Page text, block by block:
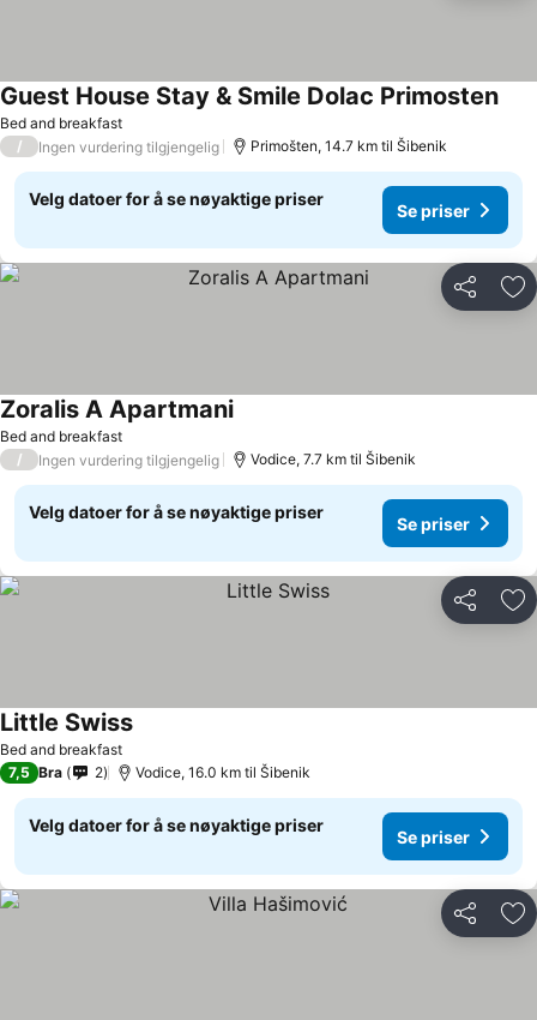
Bed and breakfast
Guest House Stay & Smile Dolac Primosten
/ Ingen vurdering tilgjengelig Primošten, 14.7 km til Šibenik
Velg datoer for å se nøyaktige priser
Se priser
Del
Bed and breakfast
Zoralis A Apartmani
/ Ingen vurdering tilgjengelig Vodice, 7.7 km til Šibenik
Velg datoer for å se nøyaktige priser
Se priser
Del
Bed and breakfast
Little Swiss
7,5 Bra 2 Vodice, 16.0 km til Šibenik
Velg datoer for å se nøyaktige priser
Se priser
Del